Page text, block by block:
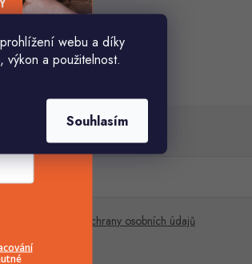
webu a díky
a použitelnost.
Souhlasím
s podmínkami ochrany osobních údajů